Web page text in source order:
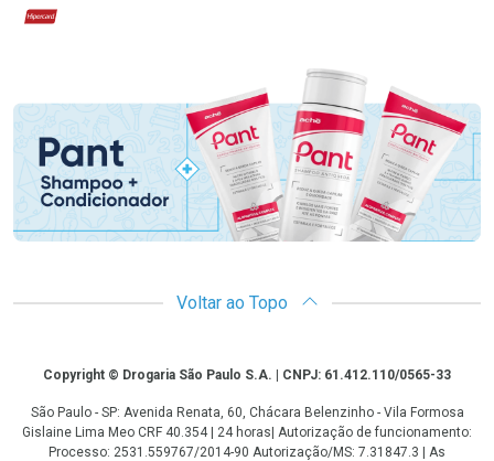
Hipercard
Voltar ao Topo
CopyrightCopyright © Drogaria São Paulo S.A. | CNPJ: 61.412.110/0565-33
São Paulo - SP: Avenida Renata, 60, Chácara Belenzinho - Vila Formosa
Gislaine Lima Meo CRF 40.354 | 24 horas| Autorização de funcionamento:
Processo: 2531.559767/2014-90 Autorização/MS: 7.31847.3 | As